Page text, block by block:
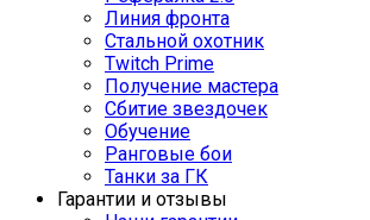
Линия фронта
Стальной охотник
Twitch Prime
Получение мастера
Сбитие звездочек
Обучение
Ранговые бои
Танки за ГК
Гарантии и отзывы